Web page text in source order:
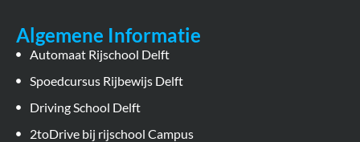
Algemene Informatie
Automaat Rijschool Delft
Spoedcursus Rijbewijs Delft
Driving School Delft
2toDrive bij rijschool Campus